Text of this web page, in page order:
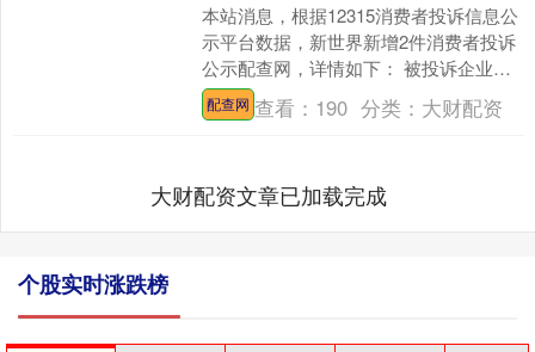
本站消息，根据12315消费者投诉信息公
示平台数据，新世界新增2件消费者投诉
公示配查网，详情如下： 被投诉企业：
上海新世界丽笙大酒店有限公司投诉基
本信息：202....
配查网 查看： 190 分类： 大财配资
大财配资文章已加载完成
个股实时涨跌榜